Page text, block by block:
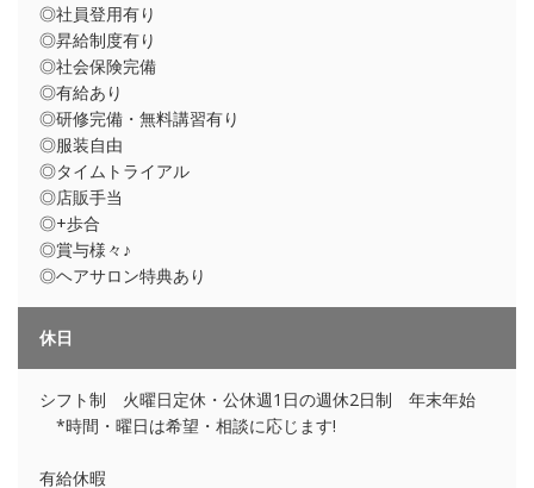
◎社員登用有り
◎昇給制度有り
◎社会保険完備
◎有給あり
◎研修完備・無料講習有り
◎服装自由
◎タイムトライアル
◎店販手当
◎+歩合
◎賞与様々♪
◎ヘアサロン特典あり
休日
シフト制 火曜日定休・公休週1日の週休2日制 年末年始
*時間・曜日は希望・相談に応じます!
有給休暇